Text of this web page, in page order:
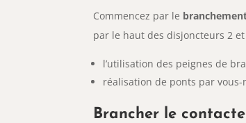
Commencez par le
par le haut des disjoncteurs 2
l’utilisation des peignes de
réalisation de ponts par
Brancher le